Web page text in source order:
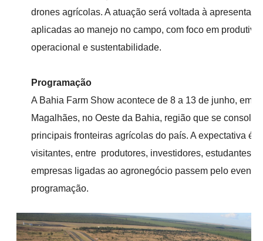
drones agrícolas. A atuação será voltada à
aplicadas ao manejo no campo, com foco em
operacional e sustentabilidade.
Programação
A Bahia Farm Show acontece de 8 a 13 de junho, em
Magalhães, no Oeste da Bahia, região que se
principais fronteiras agrícolas do país. A expectativa é
visitantes, entre produtores, investidores, estudantes,
empresas ligadas ao agronegócio passem pelo evento
programação.